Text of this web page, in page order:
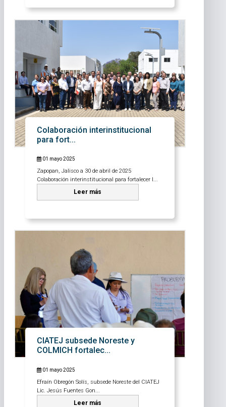
Colaboración interinstitucional
para fort...
01 mayo 2025
Zapopan, Jalisco a 30 de abril de 2025
Colaboración interinstitucional para fortalecer l...
Leer más
CIATEJ subsede Noreste y
COLMICH fortalec...
01 mayo 2025
Efraín Obregón Solís, subsede Noreste del CIATEJ
Lic. Jesús Fuentes Gon...
Leer más